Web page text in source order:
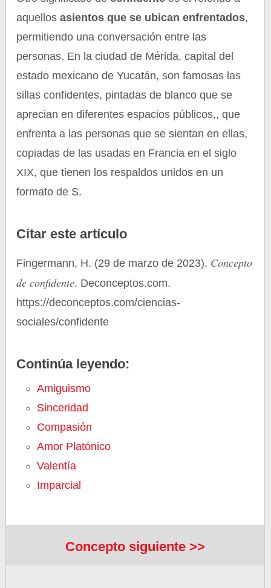
aquellosasientos que se ubican enfrentados,
permitiendo una conversación entre las
personas. En la ciudad de Mérida, capital del
estado mexicano de Yucatán, son famosas las
sillas confidentes, pintadas de blanco que se
aprecian en diferentes espacios públicos,, que
enfrenta a las personas que se sientan en ellas,
copiadas de las usadas en Francia en el siglo
XIX, que tienen los respaldos unidos en un
formato de S.
Citar este artículo
Fingermann, H. (29 de marzo de 2023). Concepto
de confidente. Deconceptos.com.
https://deconceptos.com/ciencias-
sociales/confidente
Continúa leyendo:
Amiguismo
Sinceridad
Compasión
Amor Platónico
Valentía
Imparcial
Concepto siguiente >>